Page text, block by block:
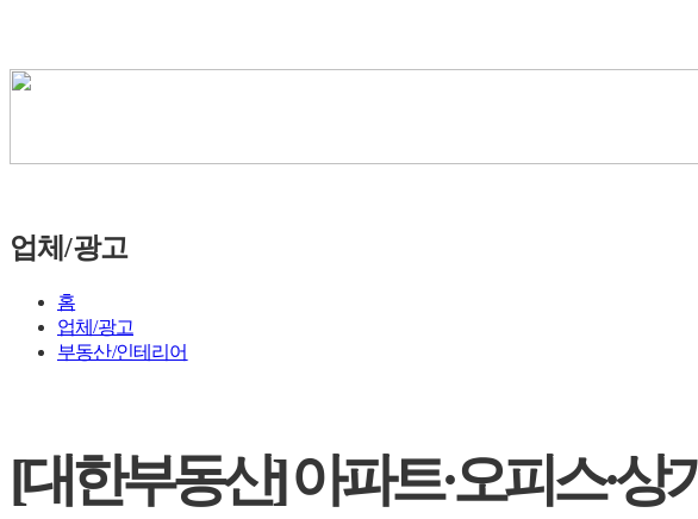
업체/광고
홈
업체/광고
부동산/인테리어
[대한부동산] 아파트·오피스·상